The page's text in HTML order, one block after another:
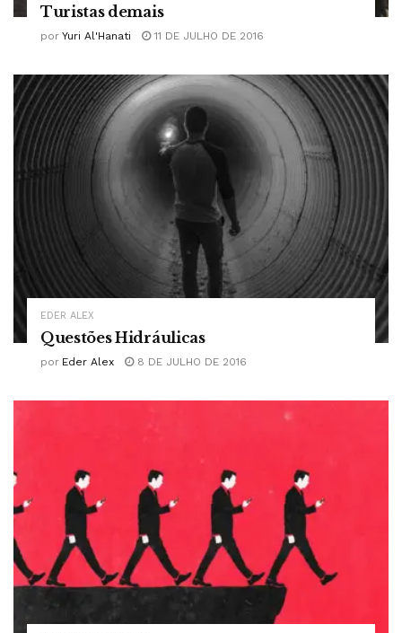
Turistas demais
por Yuri Al'Hanati 11 DE JULHO DE 2016
EDER ALEX
Questões Hidráulicas
por Eder Alex 8 DE JULHO DE 2016